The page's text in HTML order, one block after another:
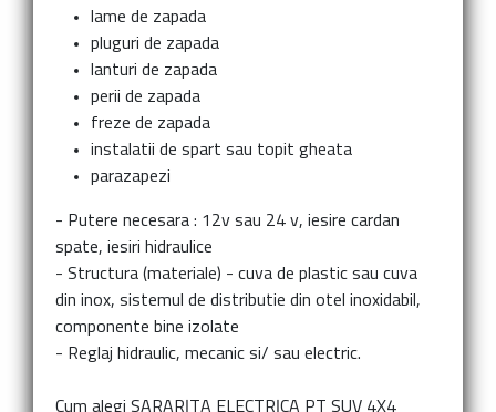
lame de zapada
pluguri de zapada
lanturi de zapada
perii de zapada
freze de zapada
instalatii de spart sau topit gheata
parazapezi
- Putere necesara : 12v sau 24 v, iesire cardan
spate, iesiri hidraulice
- Structura (materiale) - cuva de plastic sau cuva
din inox, sistemul de distributie din otel inoxidabil,
componente bine izolate
- Reglaj hidraulic, mecanic si/ sau electric.
Cum alegi SARARITA ELECTRICA PT SUV 4X4